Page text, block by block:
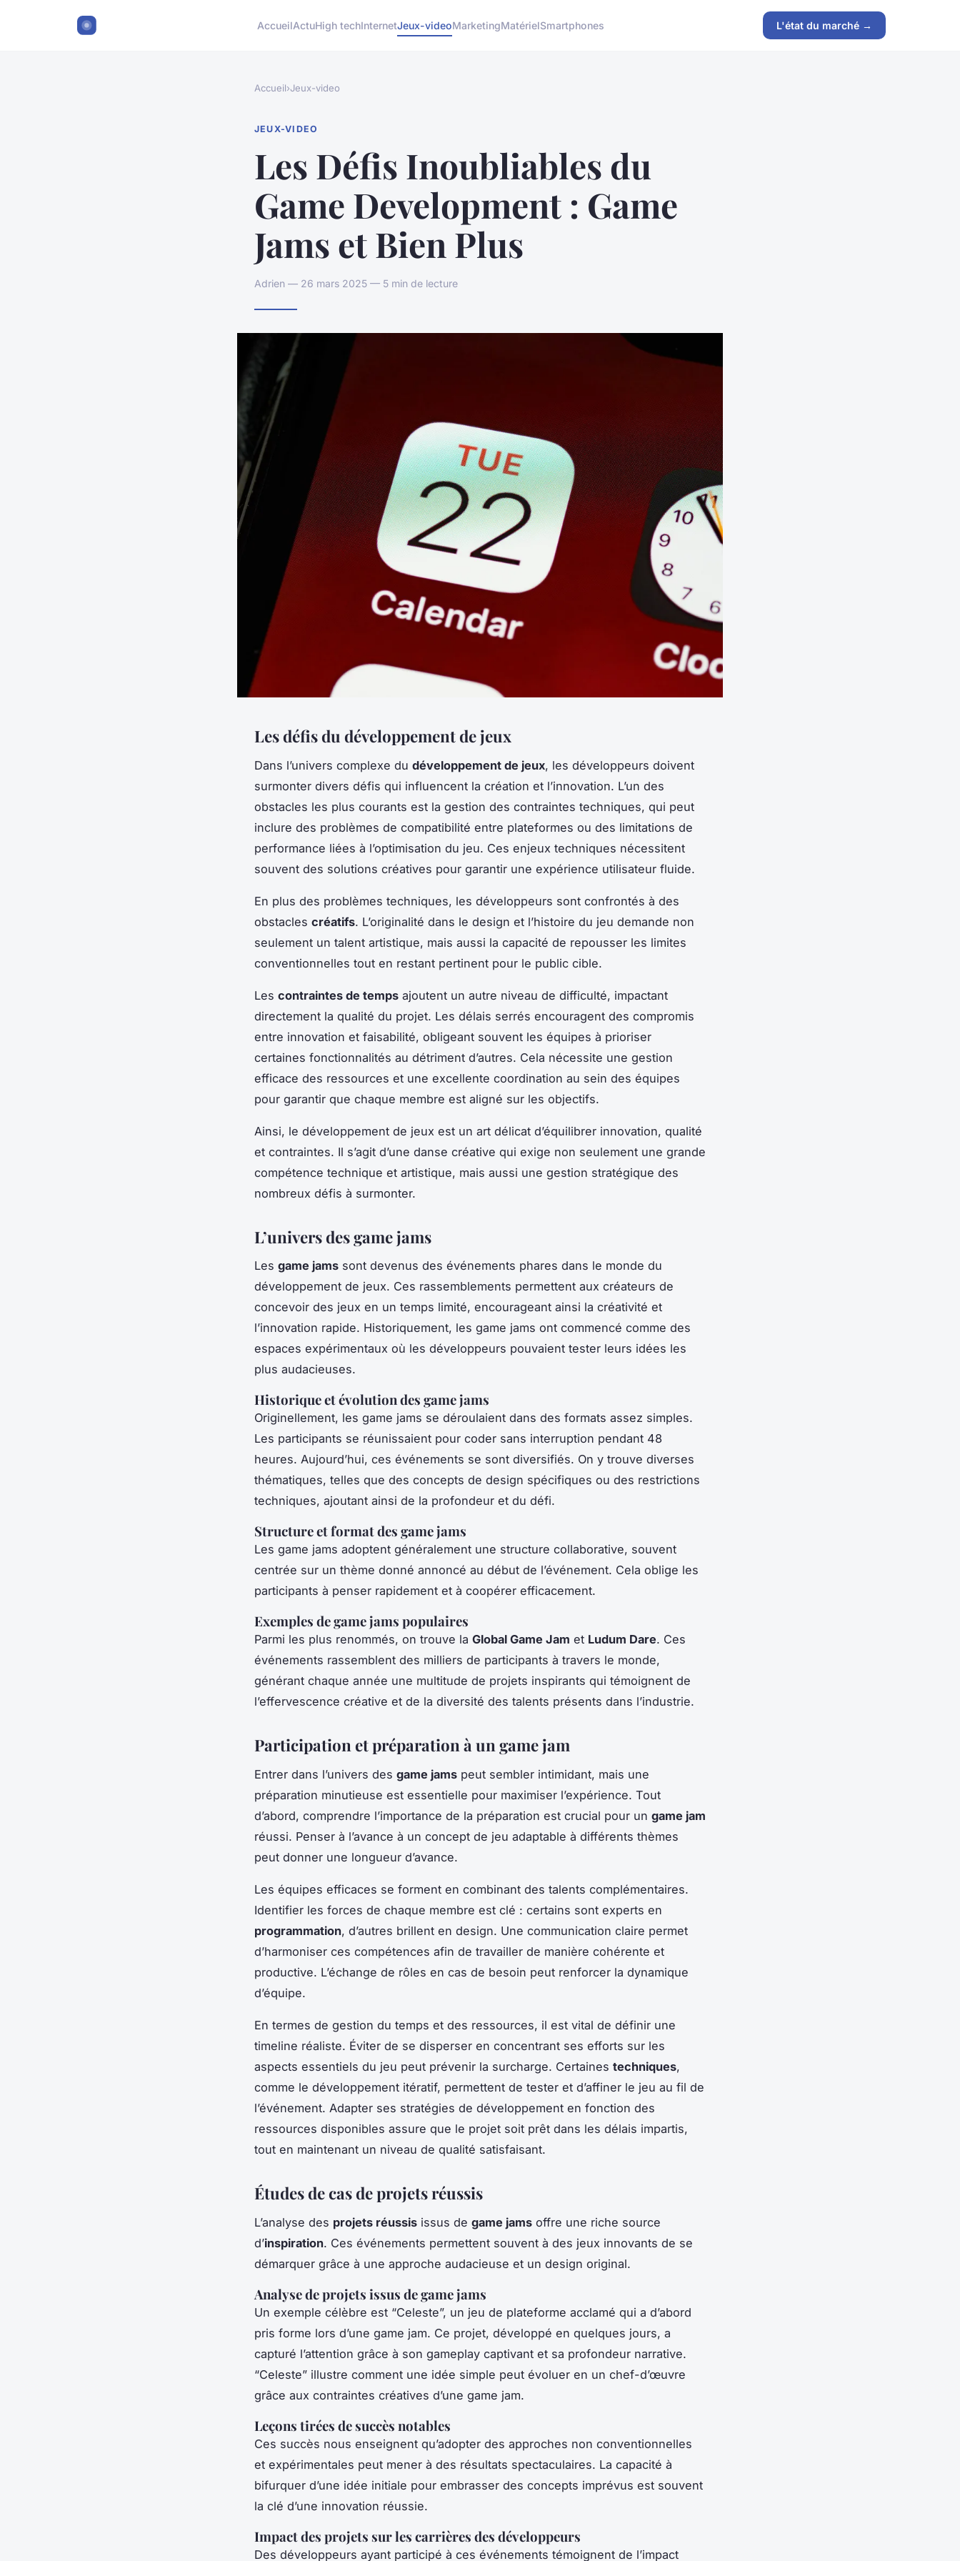
AccueilActuHigh techInternetJeux-videoMarketingMatérielSmartphones L'état du marché →
Accueil›Jeux-video
JEUX-VIDEO
Les Défis Inoubliables du
Game Development : Game
Jams et Bien Plus
Adrien — 26 mars 2025 — 5 min de lecture
Les défis du développement de jeux
Dans l’univers complexe du développement de jeux, les développeurs doivent
surmonter divers défis qui influencent la création et l’innovation. L’un des
obstacles les plus courants est la gestion des contraintes techniques, qui peut
inclure des problèmes de compatibilité entre plateformes ou des limitations de
performance liées à l’optimisation du jeu. Ces enjeux techniques nécessitent
souvent des solutions créatives pour garantir une expérience utilisateur fluide.
En plus des problèmes techniques, les développeurs sont confrontés à des
obstacles créatifs. L’originalité dans le design et l’histoire du jeu demande non
seulement un talent artistique, mais aussi la capacité de repousser les limites
conventionnelles tout en restant pertinent pour le public cible.
Les contraintes de temps ajoutent un autre niveau de difficulté, impactant
directement la qualité du projet. Les délais serrés encouragent des compromis
entre innovation et faisabilité, obligeant souvent les équipes à prioriser
certaines fonctionnalités au détriment d’autres. Cela nécessite une gestion
efficace des ressources et une excellente coordination au sein des équipes
pour garantir que chaque membre est aligné sur les objectifs.
Ainsi, le développement de jeux est un art délicat d’équilibrer innovation, qualité
et contraintes. Il s’agit d’une danse créative qui exige non seulement une grande
compétence technique et artistique, mais aussi une gestion stratégique des
nombreux défis à surmonter.
L’univers des game jams
Les game jams sont devenus des événements phares dans le monde du
développement de jeux. Ces rassemblements permettent aux créateurs de
concevoir des jeux en un temps limité, encourageant ainsi la créativité et
l’innovation rapide. Historiquement, les game jams ont commencé comme des
espaces expérimentaux où les développeurs pouvaient tester leurs idées les
plus audacieuses.
Historique et évolution des game jams
Originellement, les game jams se déroulaient dans des formats assez simples.
Les participants se réunissaient pour coder sans interruption pendant 48
heures. Aujourd’hui, ces événements se sont diversifiés. On y trouve diverses
thématiques, telles que des concepts de design spécifiques ou des restrictions
techniques, ajoutant ainsi de la profondeur et du défi.
Structure et format des game jams
Les game jams adoptent généralement une structure collaborative, souvent
centrée sur un thème donné annoncé au début de l’événement. Cela oblige les
participants à penser rapidement et à coopérer efficacement.
Exemples de game jams populaires
Parmi les plus renommés, on trouve la Global Game Jam et Ludum Dare. Ces
événements rassemblent des milliers de participants à travers le monde,
générant chaque année une multitude de projets inspirants qui témoignent de
l’effervescence créative et de la diversité des talents présents dans l’industrie.
Participation et préparation à un game jam
Entrer dans l’univers des game jams peut sembler intimidant, mais une
préparation minutieuse est essentielle pour maximiser l’expérience. Tout
d’abord, comprendre l’importance de la préparation est crucial pour un game jam
réussi. Penser à l’avance à un concept de jeu adaptable à différents thèmes
peut donner une longueur d’avance.
Les équipes efficaces se forment en combinant des talents complémentaires.
Identifier les forces de chaque membre est clé : certains sont experts en
programmation, d’autres brillent en design. Une communication claire permet
d’harmoniser ces compétences afin de travailler de manière cohérente et
productive. L’échange de rôles en cas de besoin peut renforcer la dynamique
d’équipe.
En termes de gestion du temps et des ressources, il est vital de définir une
timeline réaliste. Éviter de se disperser en concentrant ses efforts sur les
aspects essentiels du jeu peut prévenir la surcharge. Certaines techniques,
comme le développement itératif, permettent de tester et d’affiner le jeu au fil de
l’événement. Adapter ses stratégies de développement en fonction des
ressources disponibles assure que le projet soit prêt dans les délais impartis,
tout en maintenant un niveau de qualité satisfaisant.
Études de cas de projets réussis
L’analyse des projets réussis issus de game jams offre une riche source
d’inspiration. Ces événements permettent souvent à des jeux innovants de se
démarquer grâce à une approche audacieuse et un design original.
Analyse de projets issus de game jams
Un exemple célèbre est “Celeste”, un jeu de plateforme acclamé qui a d’abord
pris forme lors d’une game jam. Ce projet, développé en quelques jours, a
capturé l’attention grâce à son gameplay captivant et sa profondeur narrative.
“Celeste” illustre comment une idée simple peut évoluer en un chef-d’œuvre
grâce aux contraintes créatives d’une game jam.
Leçons tirées de succès notables
Ces succès nous enseignent qu’adopter des approches non conventionnelles
et expérimentales peut mener à des résultats spectaculaires. La capacité à
bifurquer d’une idée initiale pour embrasser des concepts imprévus est souvent
la clé d’une innovation réussie.
Impact des projets sur les carrières des développeurs
Des développeurs ayant participé à ces événements témoignent de l’impact